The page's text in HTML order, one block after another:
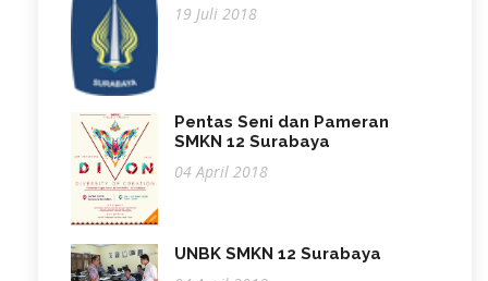
19 Juli 2018
Pentas Seni dan Pameran
SMKN 12 Surabaya
04 April 2018
UNBK SMKN 12 Surabaya